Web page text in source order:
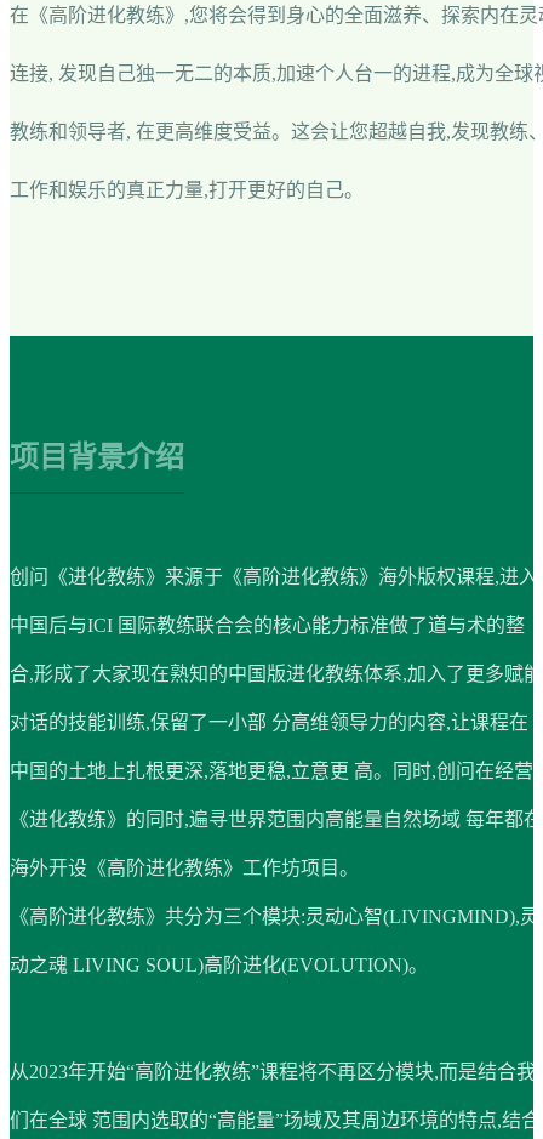
在《高阶进化教练》,您将会得到身心的全面滋养、探索内在灵
连接, 发现自己独一无二的本质,加速个人台一的进程,成为全球
教练和领导者, 在更高维度受益。这会让您超越自我,发现教练
工作和娱乐的真正力量,打开更好的自己。
项目背景介绍
创问《进化教练》来源于《高阶进化教练》海外版权课程,进入
中国后与ICI 国际教练联合会的核心能力标准做了道与术的整
合,形成了大家现在熟知的中国版进化教练体系,加入了更多赋能
对话的技能训练,保留了一小部 分高维领导力的内容,让课程在
中国的土地上扎根更深,落地更稳,立意更 高。同时,创问在经营
《进化教练》的同时,遍寻世界范围内高能量自然场域 每年都在
海外开设《高阶进化教练》工作坊项目。
《高阶进化教练》共分为三个模块:灵动心智(LIVINGMIND),灵
动之魂 LIVING SOUL)高阶进化(EVOLUTION)。
从2023年开始“高阶进化教练”课程将不再区分模块,而是结合我
们在全球 范围内选取的“高能量”场域及其周边环境的特点,结合